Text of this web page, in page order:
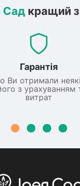
Сад кращий
Гарантія
Ви отримали
з урахуванням
витрат